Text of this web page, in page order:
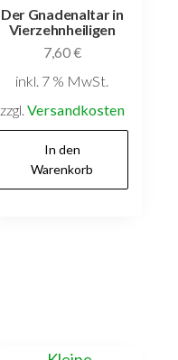
Der Gnadenaltar in
Vierzehnheiligen
7,60€
inkl. 7 % MwSt.
zzgl. Versandkosten
In den
Warenkorb